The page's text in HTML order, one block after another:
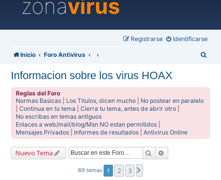
zonavirus
Identificarse
Registrarse
Inicio Foro Antivirus
Informacion sobre los virus HOAX
Reglas del Foro
Normas Basicas
Los Titulos, dicen mucho
No postear en paralelo
|Continua en tu tema |Cierra tu tema, antes de abrir otro
No escribas en temas antiguos
Enlaces a web/mail/blog/Msn NO estan permitidos
Mensajes Privados
Informes de resultados |Antivirus Online
Nuevo Tema Buscar
89 temas 1 2 3